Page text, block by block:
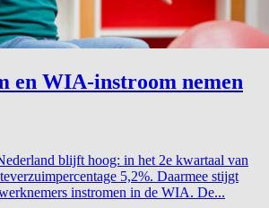
en WIA-instroom nemen
blijft hoog: in het 2e kwartaal van
5,2%. Daarmee stijgt
instromen in de WIA. De...